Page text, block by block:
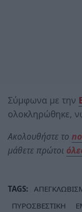
Σύμφωνα με την
ολοκληρώθηκε,
Ακολουθήστε το
μάθετε πρώτοι
TAGS:
ΠΥΡΟΣΒΕΣΤΙΚΗ